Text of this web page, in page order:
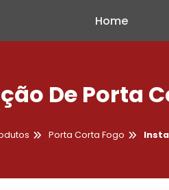
Home
De Porta
Porta Corta Fogo